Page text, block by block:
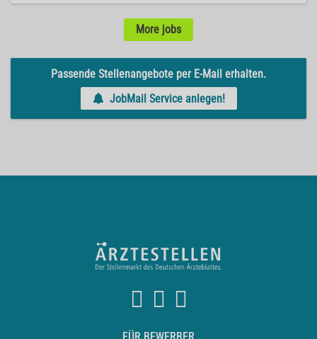
More jobs
Passende Stellenangebote per E-Mail erhalten.
JobMail Service anlegen!